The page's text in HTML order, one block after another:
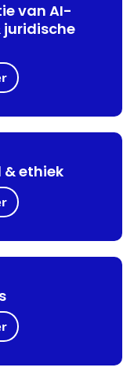
van AI-
juridische
& ethiek